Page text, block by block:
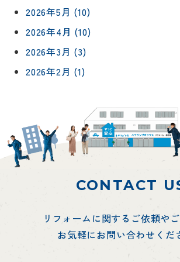
2026年5月 (10)
2026年4月 (10)
2026年3月 (3)
2026年2月 (1)
CONTACT
リフォームに関するご依頼や
お気軽にお問い合わせくだ